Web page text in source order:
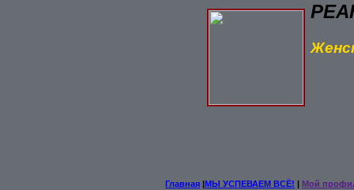
Главная МЫ УСПЕВАЕМ ВСЁ! Мой